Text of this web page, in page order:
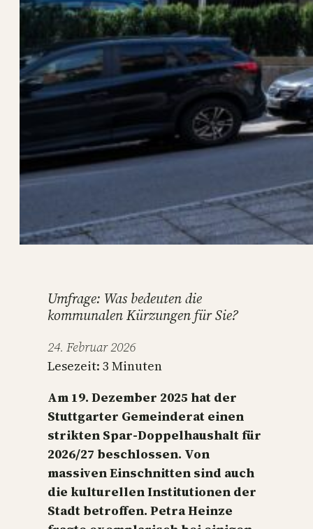
Umfrage: Was bedeuten die
kommunalen Kürzungen für Sie?
24. Februar 2026
Lesezeit: 3 Minuten
Am 19. Dezember 2025 hat der
Stuttgarter Gemeinderat einen
strikten Spar‐Doppelhaushalt für
2026/27 beschlossen. Von
massiven Einschnitten sind auch
die kulturellen Institutionen der
Stadt betroffen. Petra Heinze